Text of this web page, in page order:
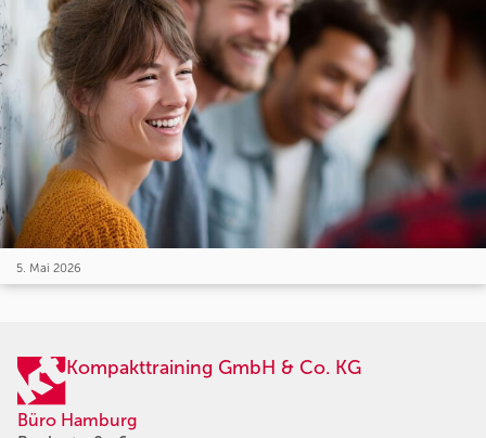
5. Mai 2026
Kompakttraining GmbH & Co. KG
Büro Hamburg